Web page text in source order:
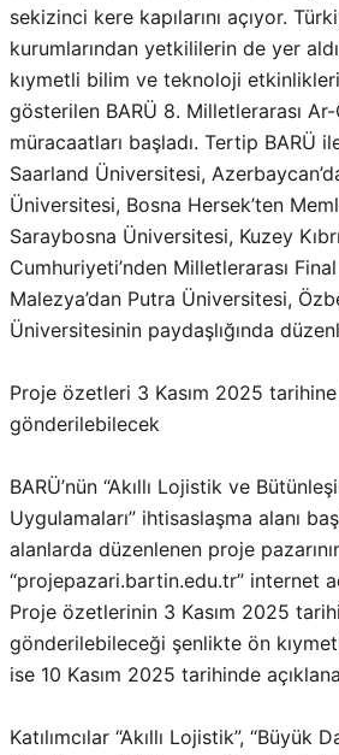
sekizinci kere kapılarını açıyor.
kurumlarından yetkililerin de yer
kıymetli bilim ve teknoloji
gösterilen BARÜ 8. Milletlerarası Ar-
müracaatları başladı. Tertip BARÜ
Saarland Üniversitesi,
Üniversitesi, Bosna Hersek’ten
Saraybosna Üniversitesi, Kuzey
Cumhuriyeti’nden Milletlerarası
Malezya’dan Putra Üniversitesi,
Üniversitesinin paydaşlığında
Proje özetleri 3 Kasım 2025
gönderilebilecek
BARÜ’nün “Akıllı Lojistik ve
Uygulamaları” ihtisaslaşma alanı
alanlarda düzenlenen proje
“projepazari.bartin.edu.tr” internet
Proje özetlerinin 3 Kasım 2025
gönderilebileceği şenlikte ön
ise 10 Kasım 2025 tarihinde
Katılımcılar “Akıllı Lojistik”, “Büyük